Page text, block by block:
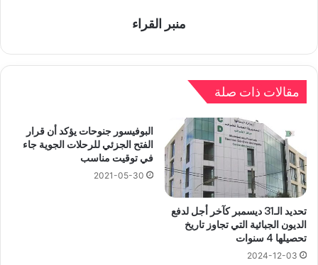
منبر القراء
مقالات ذات صلة
تحديد الـ31 ديسمبر كآخر أجل لدفع
الديون الجبائية التي تجاوز تاريخ
تحصيلها 4 سنوات
2024-12-03
البوفيسور جنوحات يؤكد أن قرار
الفتح الجزئي للرحلات الجوية جاء
في توقيت مناسب
2021-05-30